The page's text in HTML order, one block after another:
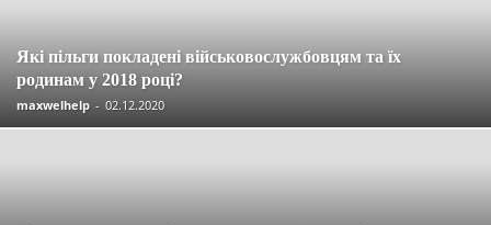
Які пільги покладені військовослужбовцям та їх
родинам у 2018 році?
maxwelhelp - 02.12.2020